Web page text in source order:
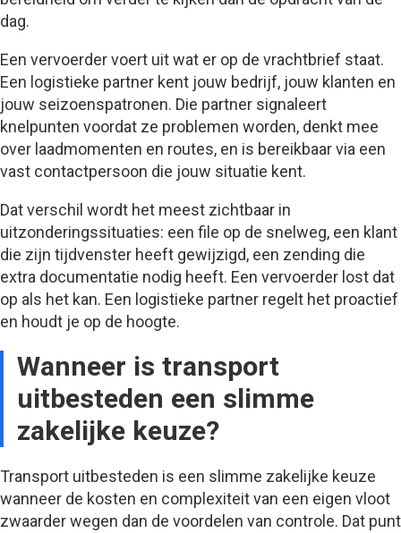
dag.
Een vervoerder voert uit wat er op de vrachtbrief staat.
Een logistieke partner kent jouw bedrijf, jouw klanten en
jouw seizoenspatronen. Die partner signaleert
knelpunten voordat ze problemen worden, denkt mee
over laadmomenten en routes, en is bereikbaar via een
vast contactpersoon die jouw situatie kent.
Dat verschil wordt het meest zichtbaar in
uitzonderingssituaties: een file op de snelweg, een klant
die zijn tijdvenster heeft gewijzigd, een zending die
extra documentatie nodig heeft. Een vervoerder lost dat
op als het kan. Een logistieke partner regelt het proactief
en houdt je op de hoogte.
Wanneer is transport
uitbesteden een slimme
zakelijke keuze?
Transport uitbesteden is een slimme zakelijke keuze
wanneer de kosten en complexiteit van een eigen vloot
zwaarder wegen dan de voordelen van controle. Dat punt